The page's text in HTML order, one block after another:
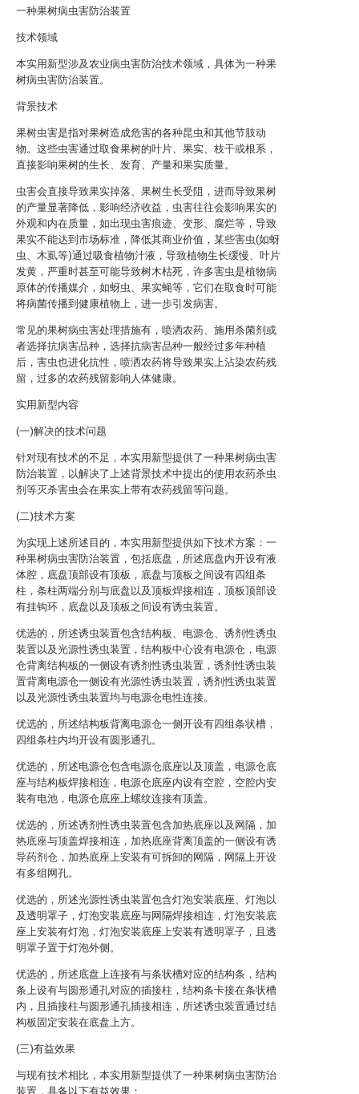
一种果树病虫害防治装置
技术领域
本实用新型涉及农业病虫害防治技术领域，具体为一种果
树病虫害防治装置。
背景技术
果树虫害是指对果树造成危害的各种昆虫和其他节肢动
物。这些虫害通过取食果树的叶片、果实、枝干或根系，
直接影响果树的生长、发育、产量和果实质量。
虫害会直接导致果实掉落、果树生长受阻，进而导致果树
的产量显著降低，影响经济收益，虫害往往会影响果实的
外观和内在质量，如出现虫害痕迹、变形、腐烂等，导致
果实不能达到市场标准，降低其商业价值，某些害虫(如蚜
虫、木虱等)通过吸食植物汁液，导致植物生长缓慢、叶片
发黄，严重时甚至可能导致树木枯死，许多害虫是植物病
原体的传播媒介，如蚜虫、果实蝇等，它们在取食时可能
将病菌传播到健康植物上，进一步引发病害。
常见的果树病虫害处理措施有，喷洒农药、施用杀菌剂或
者选择抗病害品种，选择抗病害品种一般经过多年种植
后，害虫也进化抗性，喷洒农药将导致果实上沾染农药残
留，过多的农药残留影响人体健康。
实用新型内容
(一)解决的技术问题
针对现有技术的不足，本实用新型提供了一种果树病虫害
防治装置，以解决了上述背景技术中提出的使用农药杀虫
剂等灭杀害虫会在果实上带有农药残留等问题。
(二)技术方案
为实现上述所述目的，本实用新型提供如下技术方案：一
种果树病虫害防治装置，包括底盘，所述底盘内开设有液
体腔，底盘顶部设有顶板，底盘与顶板之间设有四组条
柱，条柱两端分别与底盘以及顶板焊接相连，顶板顶部设
有挂钩环，底盘以及顶板之间设有诱虫装置。
优选的，所述诱虫装置包含结构板、电源仓、诱剂性诱虫
装置以及光源性诱虫装置，结构板中心设有电源仓，电源
仓背离结构板的一侧设有诱剂性诱虫装置，诱剂性诱虫装
置背离电源仓一侧设有光源性诱虫装置，诱剂性诱虫装置
以及光源性诱虫装置均与电源仓电性连接。
优选的，所述结构板背离电源仓一侧开设有四组条状槽，
四组条柱内均开设有圆形通孔。
优选的，所述电源仓包含电源仓底座以及顶盖，电源仓底
座与结构板焊接相连，电源仓底座内设有空腔，空腔内安
装有电池，电源仓底座上螺纹连接有顶盖。
优选的，所述诱剂性诱虫装置包含加热底座以及网隔，加
热底座与顶盖焊接相连，加热底座背离顶盖的一侧设有诱
导药剂仓，加热底座上安装有可拆卸的网隔，网隔上开设
有多组网孔。
优选的，所述光源性诱虫装置包含灯泡安装底座、灯泡以
及透明罩子，灯泡安装底座与网隔焊接相连，灯泡安装底
座上安装有灯泡，灯泡安装底座上安装有透明罩子，且透
明罩子置于灯泡外侧。
优选的，所述底盘上连接有与条状槽对应的结构条，结构
条上设有与圆形通孔对应的插接柱，结构条卡接在条状槽
内，且插接柱与圆形通孔插接相连，所述诱虫装置通过结
构板固定安装在底盘上方。
(三)有益效果
与现有技术相比，本实用新型提供了一种果树病虫害防治
装置，具备以下有益效果：